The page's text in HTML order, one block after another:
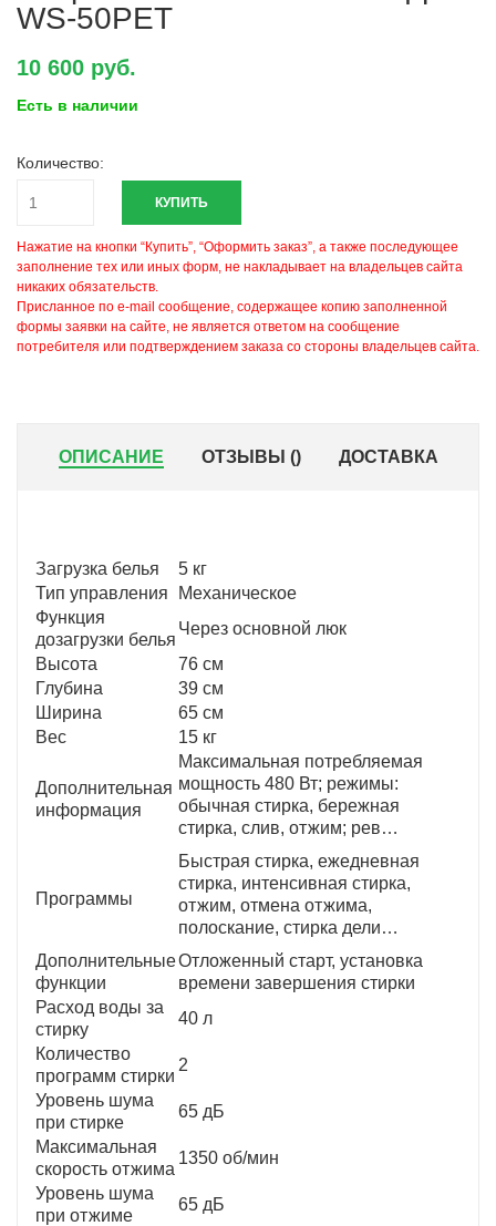
WS-50PET
10 600 руб.
Есть в наличии
Количество:
КУПИТЬ
Нажатие на кнопки “Купить”, “Оформить заказ”, а также последующее
заполнение тех или иных форм, не накладывает на владельцев сайта
никаких обязательств.
Присланное по e-mail сообщение, содержащее копию заполненной
формы заявки на сайте, не является ответом на сообщение
потребителя или подтверждением заказа со стороны владельцев сайта.
ОПИСАНИЕ ОТЗЫВЫ () ДОСТАВКА
Загрузка белья
5 кг
Тип управления
Механическое
Функция
дозагрузки белья
Через основной люк
Высота
76 см
Глубина
39 см
Ширина
65 см
Вес
15 кг
Дополнительная
информация
Максимальная потребляемая
мощность 480 Вт; режимы:
обычная стирка, бережная
стирка, слив, отжим; рев…
Программы
Быстрая стирка, ежедневная
стирка, интенсивная стирка,
отжим, отмена отжима,
полоскание, стирка дели…
Дополнительные
функции
Отложенный старт, установка
времени завершения стирки
Расход воды за
стирку
40 л
Количество
программ стирки
2
Уровень шума
при стирке
65 дБ
Максимальная
скорость отжима
1350 об/мин
Уровень шума
при отжиме
65 дБ